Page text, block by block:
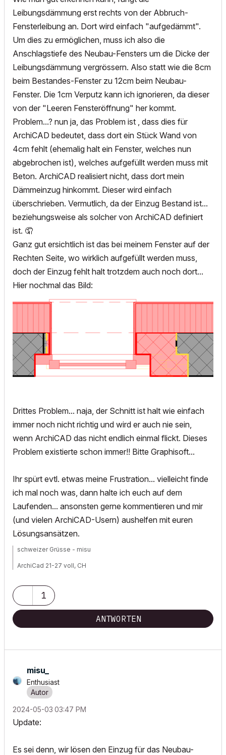
Leibungsdämmung erst rechts von der Abbruch-
Fensterleibung an. Dort wird einfach "aufgedämmt".
Um dies zu ermöglichen, muss ich also die
Anschlagstiefe des Neubau-Fensters um die Dicke der
Leibungsdämmung vergrössern. Also statt wie die 8cm
beim Bestandes-Fenster zu 12cm beim Neubau-
Fenster. Die 1cm Verputz kann ich ignorieren, da dieser
von der "Leeren Fensteröffnung" her kommt.
Problem...? nun ja, das Problem ist , dass dies für
ArchiCAD bedeutet, dass dort ein Stück Wand von
4cm fehlt (ehemalig halt ein Fenster, welches nun
abgebrochen ist), welches aufgefüllt werden muss mit
Beton. ArchiCAD realisiert nicht, dass dort mein
Dämmeinzug hinkommt. Dieser wird einfach
überschrieben. Vermutlich, da der Einzug Bestand ist...
beziehungsweise als solcher von ArchiCAD definiert
ist. 🤦
Ganz gut ersichtlich ist das bei meinem Fenster auf der
Rechten Seite, wo wirklich aufgefüllt werden muss,
doch der Einzug fehlt halt trotzdem auch noch dort...
Hier nochmal das Bild:
Drittes Problem... naja, der Schnitt ist halt wie einfach
immer noch nicht richtig und wird er auch nie sein,
wenn ArchiCAD das nicht endlich einmal flickt. Dieses
Problem existierte schon immer!! Bitte Graphisoft...
Ihr spürt evtl. etwas meine Frustration... vielleicht finde
ich mal noch was, dann halte ich euch auf dem
Laufenden... ansonsten gerne kommentieren und mir
(und vielen ArchiCAD-Usern) aushelfen mit euren
Lösungsansätzen.
schweizer Grüsse - misu
ArchiCad 21-27 voll, CH
1
ANTWORTEN
misu_
Enthusiast
‎2024-05-03 03:47 PM
Update:
Es sei denn, wir lösen den Einzug für das Neubau-